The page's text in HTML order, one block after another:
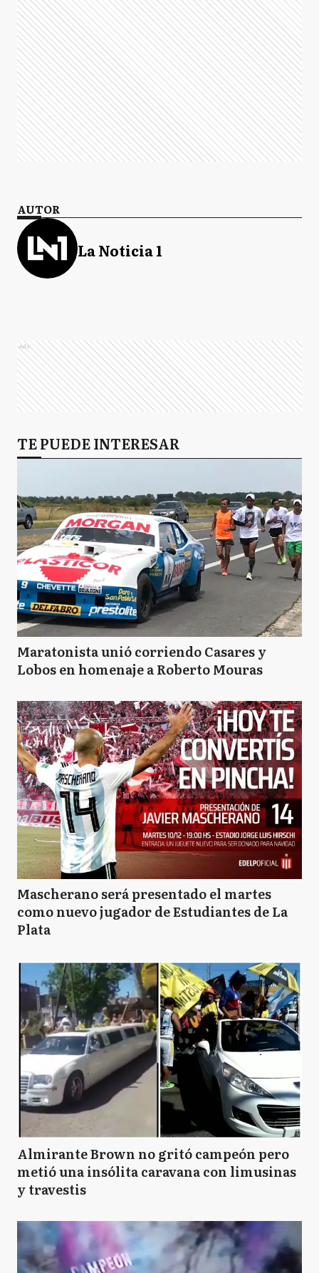
AUTOR
La Noticia 1
Ads
TE PUEDE INTERESAR
Maratonista unió corriendo Casares y
Lobos en homenaje a Roberto Mouras
Mascherano será presentado el martes
como nuevo jugador de Estudiantes de La
Plata
Almirante Brown no gritó campeón pero
metió una insólita caravana con limusinas
y travestis